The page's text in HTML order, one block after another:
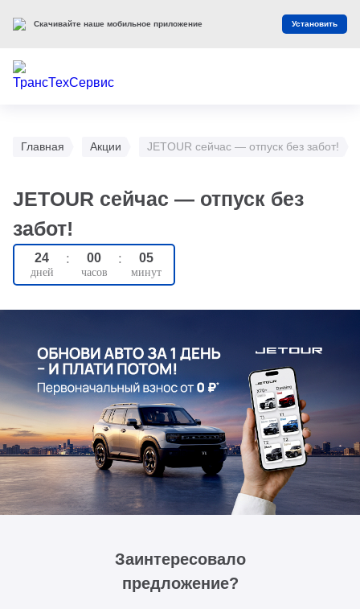
Главная Акции JETOUR сейчас — отпуск без забот!
JETOUR сейчас — отпуск без
забот!
24 : 00 : 05
Заинтересовало
предложение?
Скачивайте наше мобильное приложение Установить